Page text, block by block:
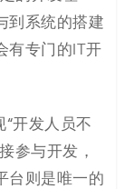
到系统的搭建
有专门的IT开
开发人员不
参与开发，
台则是唯一的